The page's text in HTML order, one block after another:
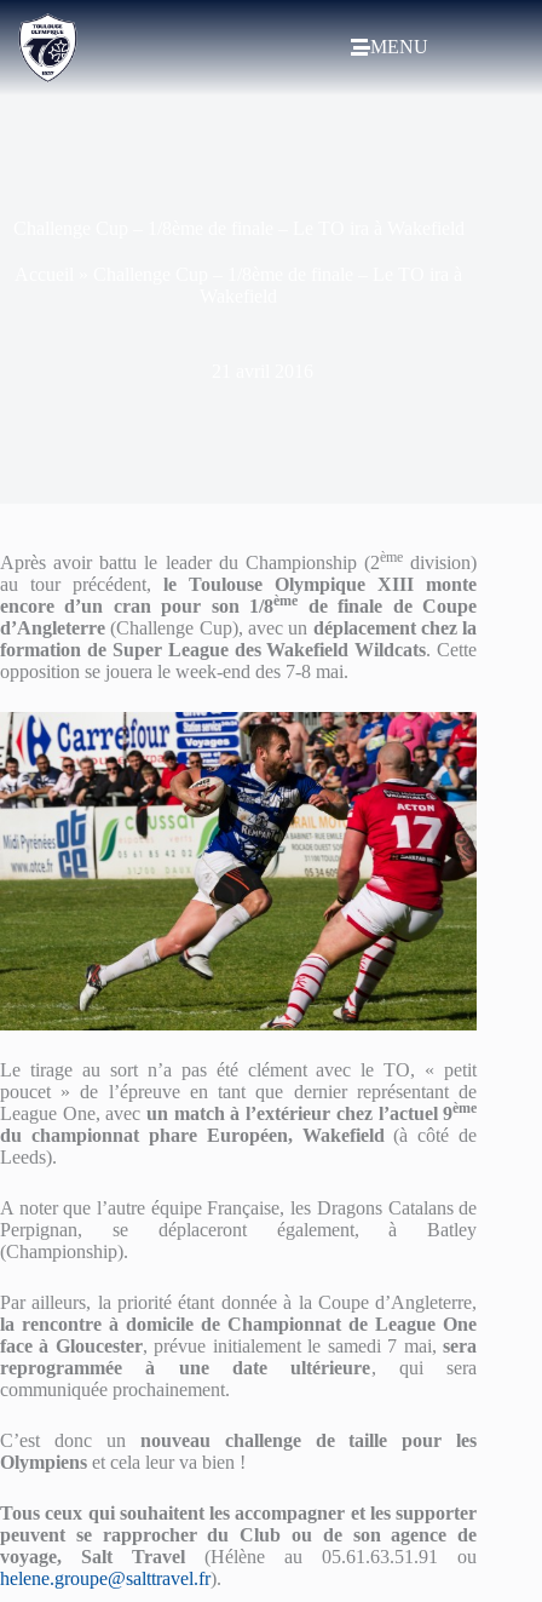
MENU
Après avoir battu le leader du Championship (2ème division)
au tour précédent,le Toulouse Olympique XIII monte
encore d’un cran pour son 1/8ème
de finale de Coupe
d’Angleterre (Challenge Cup), avec un déplacement chez la
formation de Super League des Wakefield Wildcats. Cette
opposition se jouera le week-end des 7-8 mai.
Le tirage au sort n’a pas été clément avec le TO, « petit
poucet » de l’épreuve en tant que dernier représentant de
League One, avecun match à l’extérieur chez l’actuel 9ème
du championnat phare Européen, Wakefield (à côté de
Leeds).
A noter que l’autre équipe Française, les Dragons Catalans de
Perpignan, se déplaceront également, à Batley
(Championship).
Par ailleurs, la priorité étant donnée à la Coupe d’Angleterre,
la rencontre à domicile de Championnat de League One
face à Gloucester, prévue initialement le samedi 7 mai,sera
reprogrammée à une date ultérieure, qui sera
communiquée prochainement.
C’est donc un nouveau challenge de taille pour les
Olympiens et cela leur va bien !
Tous ceux qui souhaitent les accompagner et les supporter
peuvent se rapprocher du Club ou de son agence de
voyage, Salt Travel (Hélène au 05.61.63.51.91 ou
helene.groupe@salttravel.fr).